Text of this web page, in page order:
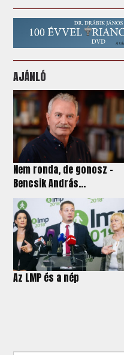
AJÁNLÓ
Nem ronda, de gonosz –
Bencsik András...
Az LMP és a nép